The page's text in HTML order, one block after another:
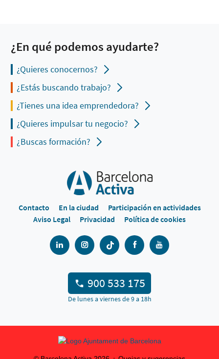
¿En qué podemos ayudarte?
¿Quieres conocernos?
¿Estás buscando trabajo?
¿Tienes una idea emprendedora?
¿Quieres impulsar tu negocio?
¿Buscas formación?
Contacto En la ciudad
Participación en actividades
Aviso Legal
Privacidad Política de cookies
900 533 175
De lunes a viernes de 9 a 18h